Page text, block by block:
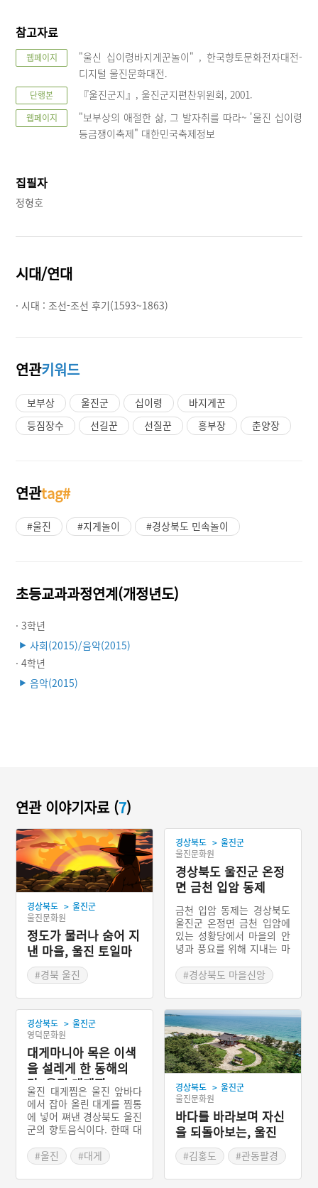
참고자료
웹페이지
"울신 십이령바지게꾼놀이" , 한국향토문화전자대전-
디지털 울진문화대전.
단행본 『울진군지』, 울진군지편찬위원회, 2001.
웹페이지
"보부상의 애절한 삶, 그 발자취를 따라~ '울진 십이령
등금쟁이축제" 대한민국축제정보
집필자
정형호
시대/연대
· 시대 :조선-조선 후기(1593~1863)
연관키워드
보부상 울진군 십이령
바지게꾼
등짐장수
선길꾼 선질꾼 흥부장 춘양장
연관tag#
#울진 #지게놀이 #경상북도 민속놀이
초등교과과정연계(개정년도)
· 3학년
▶ 사회(2015)/음악(2015)
· 4학년
▶ 음악(2015)
연관 이야기자료 (7)
경상북도 > 울진군
울진문화원
정도가 물러나 숨어 지
낸 마을, 울진 토일마
을#경북 울진
#경상북도 지명유래
경상북도 > 울진군
울진문화원
경상북도 울진군 온정
면 금천 입암 동제
금천 입암 동제는 경상북도
울진군 온정면 금천 입암에
있는 성황당에서 마을의 안
녕과 풍요를 위해 지내는 마
입암의 성황당은 ‘남목지
신’이라고 하는 시멘트로 된
기단 위에 세워진 입석(立
石)과 ‘동신지신’이라고 하
는 조산으로 이루어져 있다.
과거 온정면 금천 입암에서
는 음력 12월에 좋은 날을
택해서 제사를 지냈지만 날
을 잡아줄 수 있는 사람이
없어져서 음력 12월 상정일
에 제사를 지내게 되었다.
#경상북도 마을신앙
경상북도 > 울진군
영덕문화원
대게마니아 목은 이색
을 설레게 한 동해의
맛, 울진 대게찜
울진 대게찜은 울진 앞바다
에서 잡아 올린 대게를 찜통
에 넣어 쪄낸 경상북도 울진
군의 향토음식이다. 한때 대
정도로 경상북도 영덕군이
대게의 원산지로 알려졌었
다. 그러나 국립수산과학원
#울진
#대게
경상북도 > 울진군
울진문화원
바다를 바라보며 자신
을 되돌아보는, 울진
망양정
#김홍도
#관동팔경